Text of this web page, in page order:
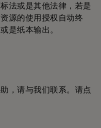
法或是其他法律，若是
源的使用授权自动终
是纸本输出。
，请与我们联系。请点